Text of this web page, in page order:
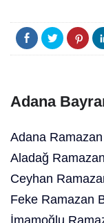
Adana
Adana
Aladağ
Ceyhan
Feke Ramazan
İmamoğlu